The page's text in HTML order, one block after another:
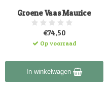
Groene Vaas Maurice
€74,50
Op voorraad
In winkelwagen